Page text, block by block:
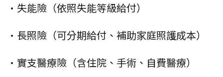
•失能險（依照失能等級給付）
•長照險（可分期給付、補助家庭照護成本）
•實支醫療險（含住院、手術、自費醫療）